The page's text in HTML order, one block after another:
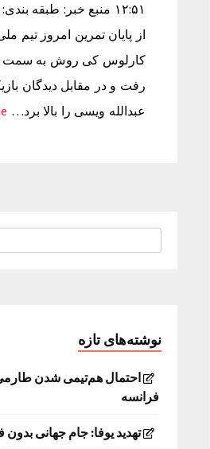
۱۲:۵۱ منبع خبر: طبقه
از پایان تمرین امروز تیم
کارلوس کی روش به سمت
رفت و در مقابل دیدگان
عبدالله ویسی را بالا برد…
نوشته‌های تازه
احتمال هم‌تیمی شدن
فرانسه
تهدید یوفا: جام جهانی